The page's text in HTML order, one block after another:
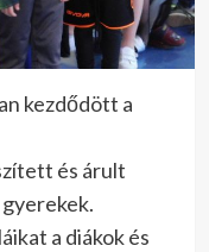
kezdődött a
és árult
a diákok és